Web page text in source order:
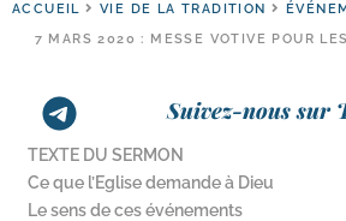
ACCUEIL VIE DE LA TRADITION
7 MARS 2020 : MESSE VOTIVE POUR
Suivez-nous sur
TEXTE DU SERMON
Ce que l’Eglise demande à Dieu
Le sens de ces événements